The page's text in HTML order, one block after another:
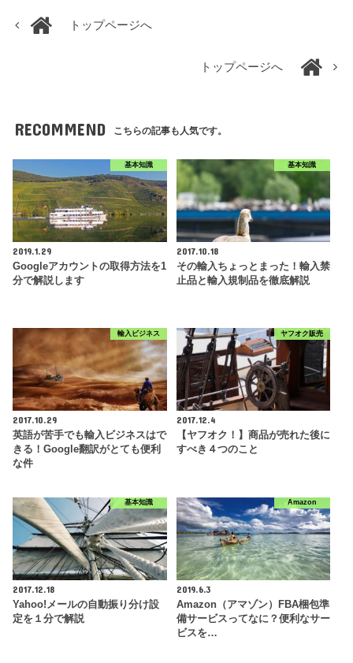
トップページへ
トップページへ
RECOMMEND こちらの記事も人気です。
基本知識
2019.1.29
Googleアカウントの取得方法を1
分で解説します
基本知識
2017.10.18
その輸入ちょっとまった！輸入禁
止品と輸入規制品を徹底解説
輸入ビジネス
2017.10.29
英語が苦手でも輸入ビジネスはで
きる！Google翻訳がとても便利
な件
ヤフオク販売
2017.12.4
【ヤフオク！】商品が売れた後に
すべき４つのこと
基本知識
2017.12.18
Yahoo!メールの自動振り分け設
定を１分で解説
Amazon
2019.6.3
Amazon（アマゾン）FBA梱包準
備サービスってなに？便利なサー
ビスを…